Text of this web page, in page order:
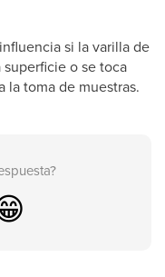
si la varilla de
o se toca
la toma de muestras.